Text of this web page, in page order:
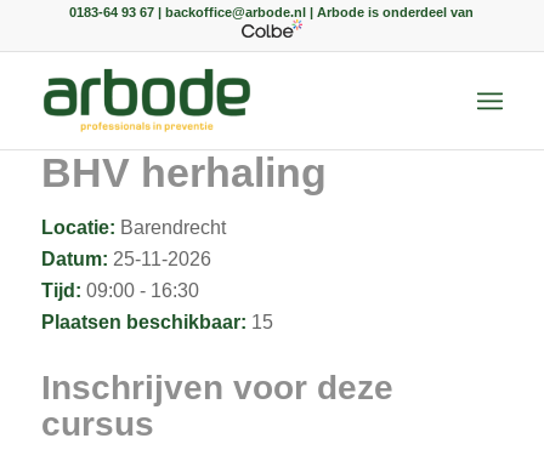
0183-64 93 67 | backoffice@arbode.nl | Arbode is onderdeel van
BHV herhaling
Locatie: Barendrecht
Datum: 25-11-2026
Tijd: 09:00 - 16:30
Plaatsen beschikbaar: 15
Inschrijven voor deze
cursus